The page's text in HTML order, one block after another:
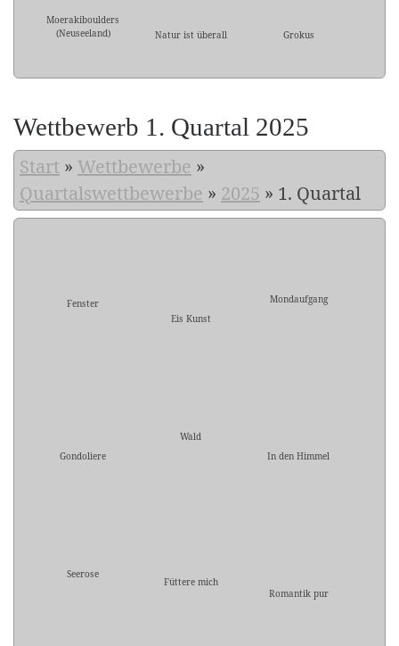
Moerakiboulders
(Neuseeland)
Natur ist überall Grokus
Wettbewerb 1. Quartal 2025
Start » Wettbewerbe »
Quartalswettbewerbe » 2025 » 1. Quartal
Fenster
Eis Kunst
Mondaufgang
Gondoliere
Wald
In den Himmel
Seerose
Füttere mich
Romantik pur